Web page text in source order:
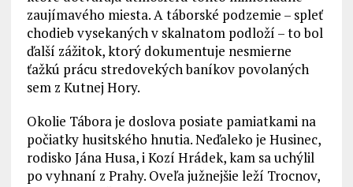
zaujímavého miesta. A táborské podzemie – spleť
chodieb vysekaných v skalnatom podloží – to bol
ďalší zážitok, ktorý dokumentuje nesmierne
ťažkú prácu stredovekých baníkov povolaných
sem z Kutnej Hory.
Okolie Tábora je doslova posiate pamiatkami na
počiatky husitského hnutia. Neďaleko je Husinec,
rodisko Jána Husa, i Kozí Hrádek, kam sa uchýlil
po vyhnaní z Prahy. Oveľa južnejšie leží Trocnov,